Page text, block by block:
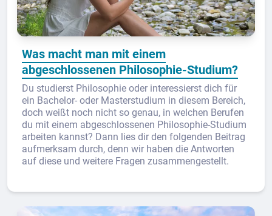
Was macht man mit einem
abgeschlossenen Philosophie-Studium?
Du studierst Philosophie oder interessierst dich für
ein Bachelor- oder Masterstudium in diesem Bereich,
doch weißt noch nicht so genau, in welchen Berufen
du mit einem abgeschlossenen Philosophie-Studium
arbeiten kannst? Dann lies dir den folgenden Beitrag
aufmerksam durch, denn wir haben die Antworten
auf diese und weitere Fragen zusammengestellt.